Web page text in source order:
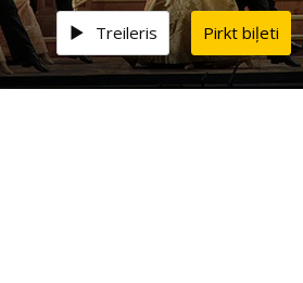
Treileris Pirkt biļeti